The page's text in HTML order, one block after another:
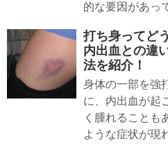
的な要因があっ
打ち身ってど
内出血との違
法を紹介！
身体の一部を強
に、内出血が起
く腫れることも
ような症状が現